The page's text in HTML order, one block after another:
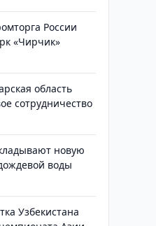
России
«Чирчик»
область
сотрудничество
новую
воды
Узбекистана